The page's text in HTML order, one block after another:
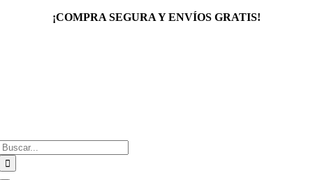
¡COMPRA SEGURA Y ENVÍOS GRATIS!